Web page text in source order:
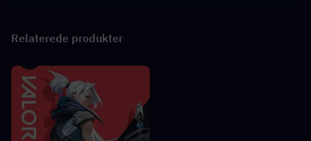
Relaterede produkter